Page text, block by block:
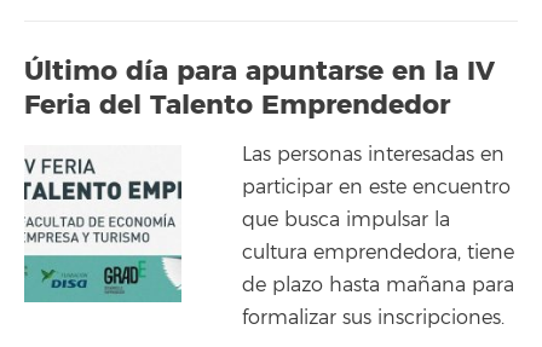
Último día para apuntarse en la IV
Feria del Talento Emprendedor
Las personas interesadas en
participar en este encuentro
que busca impulsar la
cultura emprendedora, tiene
de plazo hasta mañana para
formalizar sus inscripciones.